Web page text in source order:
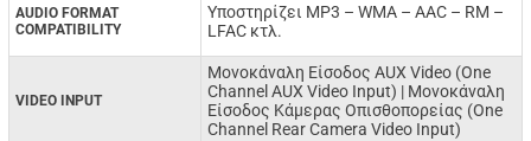
AUDIO FORMAT
COMPATIBILITY
Υποστηρίζει MP3 – WMA – AAC – RM –
LFAC κτλ.
VIDEO INPUT
Μονοκάναλη Είσοδος AUX Video (One
Channel AUX Video Input) | Μονοκάναλη
Είσοδος Κάμερας Οπισθοπορείας (One
Channel Rear Camera Video Input)